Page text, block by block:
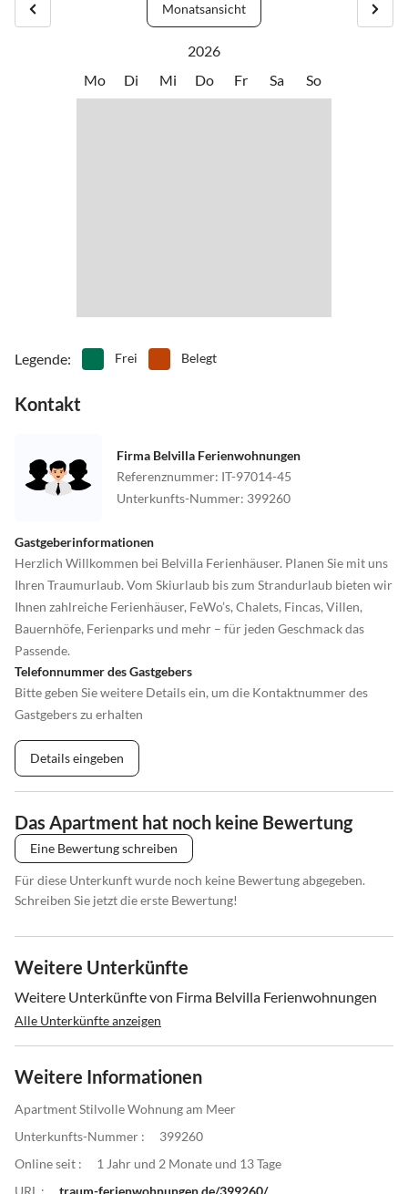
Monatsansicht
2026
Mo
Di Mi Do Fr Sa So
Legende: Frei Belegt
Kontakt
Firma Belvilla Ferienwohnungen
Referenznummer: IT-97014-45
Unterkunfts-Nummer: 399260
Gastgeberinformationen
Herzlich Willkommen bei Belvilla Ferienhäuser. Planen Sie mit uns
Ihren Traumurlaub. Vom Skiurlaub bis zum Strandurlaub bieten wir
Ihnen zahlreiche Ferienhäuser, FeWo’s, Chalets, Fincas, Villen,
Bauernhöfe, Ferienparks und mehr – für jeden Geschmack das
Passende.
Telefonnummer des Gastgebers
Bitte geben Sie weitere Details ein, um die Kontaktnummer des
Gastgebers zu erhalten
Details eingeben
Das Apartment hat noch keine Bewertung
Eine Bewertung schreiben
Für diese Unterkunft wurde noch keine Bewertung abgegeben.
Schreiben Sie jetzt die erste Bewertung!
Weitere Unterkünfte
Weitere Unterkünfte von Firma Belvilla Ferienwohnungen
Alle Unterkünfte anzeigen
Weitere Informationen
Apartment Stilvolle Wohnung am Meer
Unterkunfts-Nummer :
399260
Online seit :
1 Jahr und 2 Monate und 13 Tage
URL :
traum-ferienwohnungen.de/399260/